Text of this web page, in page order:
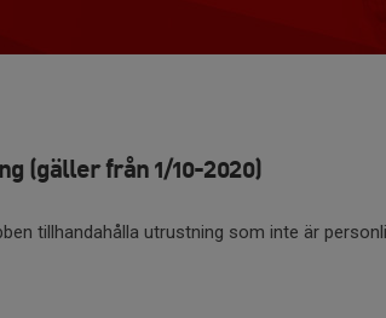
(gäller från 1/10-2020)
tillhandahålla utrustning som inte är